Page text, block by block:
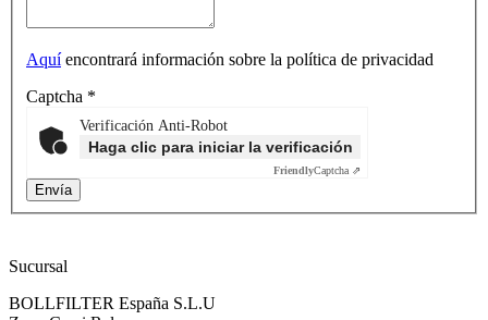
Aquíencontrará información sobre la política de privacidad
Captcha *
Verificación Anti-Robot
Haga clic para iniciar la verificación
FriendlyCaptcha ⇗
Sucursal
BOLLFILTER España S.L.U